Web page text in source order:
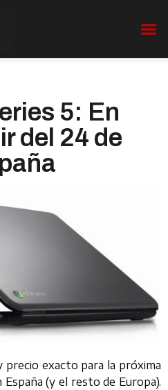
5: En
del 24 de
precio exacto para la próxima
(y el resto de Europa).